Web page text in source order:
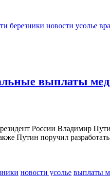
березники новости усолье
выплаты
России Владимир
Путин поручил
новости усолье выплаты